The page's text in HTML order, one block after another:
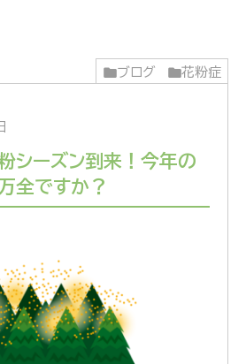
ブログ 花粉症
ーズン到来！今年の
全ですか？